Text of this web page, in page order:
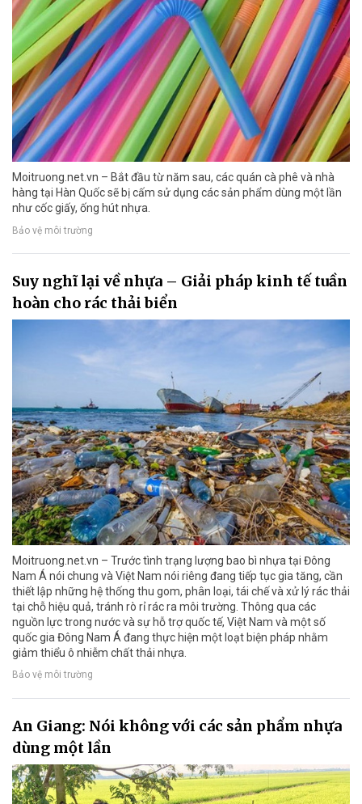
Moitruong.net.vn – Bắt đầu từ năm sau, các quán cà phê và nhà
hàng tại Hàn Quốc sẽ bị cấm sử dụng các sản phẩm dùng một lần
như cốc giấy, ống hút nhựa.
Bảo vệ môi trường
Suy nghĩ lại về nhựa – Giải pháp kinh tế tuần
hoàn cho rác thải biển
Moitruong.net.vn – Trước tình trạng lượng bao bì nhựa tại Đông
Nam Á nói chung và Việt Nam nói riêng đang tiếp tục gia tăng, cần
thiết lập những hệ thống thu gom, phân loại, tái chế và xử lý rác thải
tại chỗ hiệu quả, tránh rò rỉ rác ra môi trường. Thông qua các
nguồn lực trong nước và sự hỗ trợ quốc tế, Việt Nam và một số
quốc gia Đông Nam Á đang thực hiện một loạt biện pháp nhằm
giảm thiểu ô nhiễm chất thải nhựa.
Bảo vệ môi trường
An Giang: Nói không với các sản phẩm nhựa
dùng một lần